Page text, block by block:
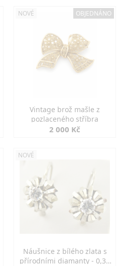
NOVÉ OBJEDNÁNO
Vintage brož mašle z
pozlaceného stříbra
2 000 Kč
NOVÉ
Náušnice z bílého zlata s
přírodními diamanty - 0,30